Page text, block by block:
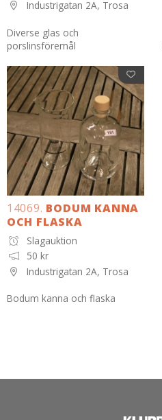
Industrigatan 2A, Trosa
Diverse glas och
porslinsföremål
14069. BODUM KANNA
OCH FLASKA
Slagauktion
50 kr
Industrigatan 2A, Trosa
Bodum kanna och flaska